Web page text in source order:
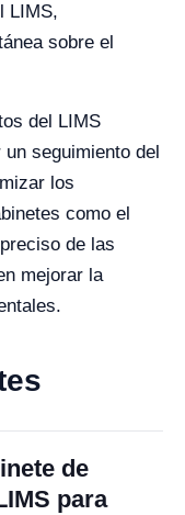
LIMS,
sobre el
del LIMS
seguimiento del
los
como el
de las
mejorar la
de
para